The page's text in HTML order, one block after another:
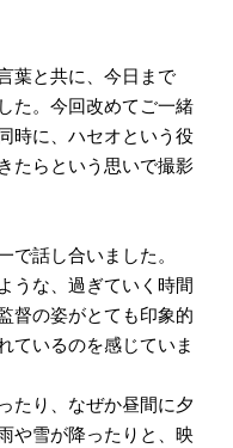
葉と共に、今日まで
た。今回改めてご一緒
時に、ハセオという役
たらという思いで撮影
話し合いました。
うな、過ぎていく時間
督の姿がとても印象的
ているのを感じていま
たり、なぜか昼間に夕
や雪が降ったりと、映